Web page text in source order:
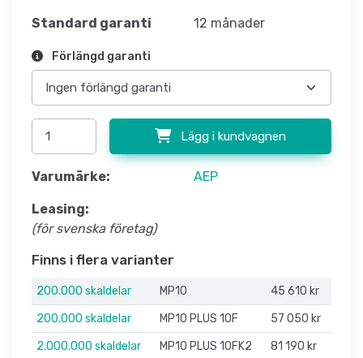
Standard garanti 12 månader
Förlängd garanti
Lägg i kundvagnen
Varumärke: AEP
Leasing:
(för svenska företag)
Finns i flera varianter
200.000 skaldelar MP10
45 610 kr
200.000 skaldelar
MP10 PLUS 10F
57 050 kr
2.000.000 skaldelar
MP10 PLUS 10FK2 81 190 kr